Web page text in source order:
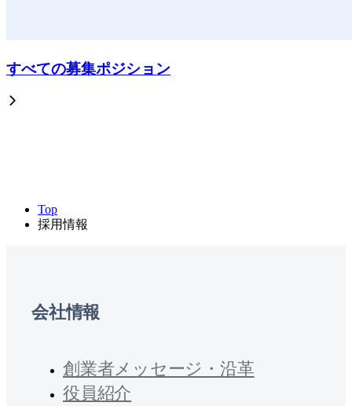
すべての募集ポジション
Top
採用情報
会社情報
創業者メッセージ・沿革
役員紹介